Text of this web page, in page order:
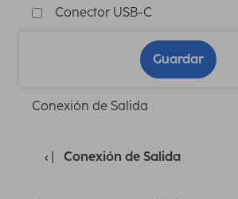
Conector USB-C
Guardar
Conexión de Salida
Conexión de Salida